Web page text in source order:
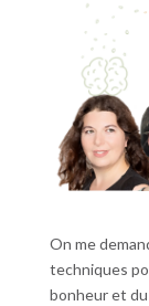
On me
techniques
bonheur et du